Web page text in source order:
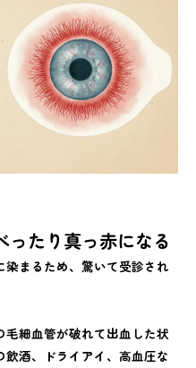
たり真っ赤になる
まるため、驚いて受診され
毛細血管が破れて出血した状
酒、ドライアイ、高血圧な